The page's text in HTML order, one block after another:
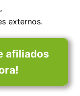
externos.
afiliados